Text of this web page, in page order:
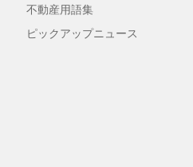
不動産用語集
ピックアップニュース